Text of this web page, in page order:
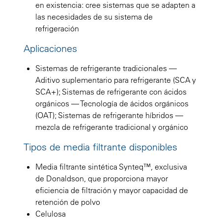
en existencia: cree sistemas que se adapten a
las necesidades de su sistema de
refrigeración
Aplicaciones
Sistemas de refrigerante tradicionales —
Aditivo suplementario para refrigerante (SCA y
SCA+); Sistemas de refrigerante con ácidos
orgánicos — Tecnología de ácidos orgánicos
(OAT); Sistemas de refrigerante híbridos —
mezcla de refrigerante tradicional y orgánico
Tipos de media filtrante disponibles
Media filtrante sintética Synteq™, exclusiva
de Donaldson, que proporciona mayor
eficiencia de filtración y mayor capacidad de
retención de polvo
Celulosa